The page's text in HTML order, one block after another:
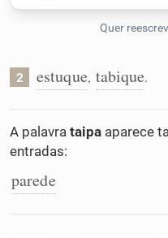
Humanizador de IA
Cata-letras
Caça-palavras
2 estuque, tabique.
A palavra taipa aparece
entradas:
parede